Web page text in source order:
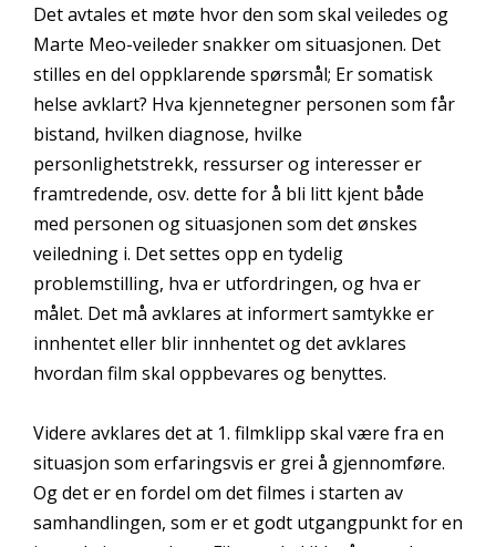
Det avtales et møte hvor den som skal veiledes og
Marte Meo-veileder snakker om situasjonen. Det
stilles en del oppklarende spørsmål; Er somatisk
helse avklart? Hva kjennetegner personen som får
bistand, hvilken diagnose, hvilke
personlighetstrekk, ressurser og interesser er
framtredende, osv. dette for å bli litt kjent både
med personen og situasjonen som det ønskes
veiledning i. Det settes opp en tydelig
problemstilling, hva er utfordringen, og hva er
målet. Det må avklares at informert samtykke er
innhentet eller blir innhentet og det avklares
hvordan film skal oppbevares og benyttes.
Videre avklares det at 1. filmklipp skal være fra en
situasjon som erfaringsvis er grei å gjennomføre.
Og det er en fordel om det filmes i starten av
samhandlingen, som er et godt utgangpunkt for en